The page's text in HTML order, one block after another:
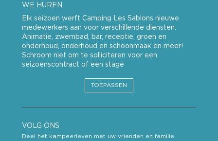
WE HUREN
Elk seizoen werft Camping Les Sablons nieuwe
medewerkers aan voor verschillende diensten:
Animatie, zwembad, bar, receptie, groen en
onderhoud, onderhoud en schoonmaak en meer!
Schroom niet om te solliciteren voor een
seizoenscontract of een stage
TOEPASSEN
VOLG ONS
Deel het kampeerleven met uw vrienden en familie